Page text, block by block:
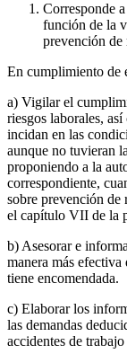
Corresponde
función de la
prevención de
En cumplimiento de
a) Vigilar el
riesgos laborales,
incidan en las
aunque no tuvieran
proponiendo a la
correspondiente,
sobre prevención de
el capítulo VII de la
b) Asesorar e
manera más
tiene encomendada.
c) Elaborar los
las demandas
accidentes de